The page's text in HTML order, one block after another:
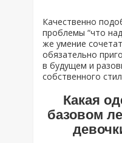
Качественно
проблемы “что
же умение
обязательно
в будущем и
собственного
Какая
базовом